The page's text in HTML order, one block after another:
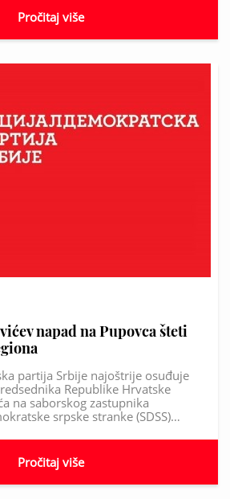
Pročitaj više
napad na Pupovca šteti
partija Srbije najoštrije osuđuje
Republike Hrvatske
na saborskog zastupnika
srpske stranke (SDSS)…
Pročitaj više